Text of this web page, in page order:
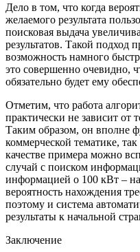
Дело в том, что когда
желаемого результата
поисковая выдача
результатов. Такой подход
возможность намного
это совершенно очевидно,
обязательно будет ему
Отметим, что работа
практически не зависит от
Таким образом, он вполне
коммерческой тематике,
качестве примера можно
случай с поиском
информацией о 100 кВт –
вероятность нахождения
поэтому и система
результаты к начальной
Заключение